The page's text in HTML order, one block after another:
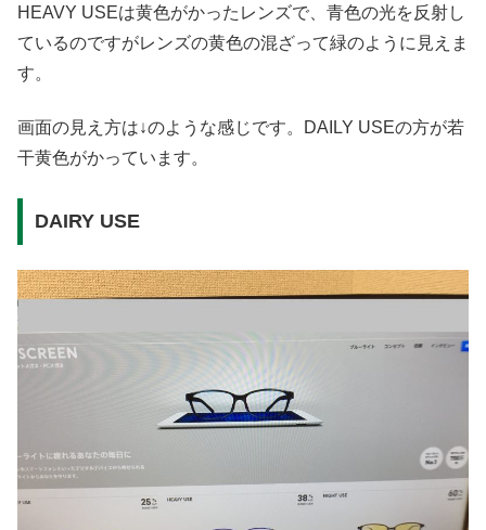
HEAVY USEは黄色がかったレンズで、青色の光を反射し
ているのですがレンズの黄色の混ざって緑のように見えま
す。
画面の見え方は↓のような感じです。DAILY USEの方が若
干黄色がかっています。
DAIRY USE